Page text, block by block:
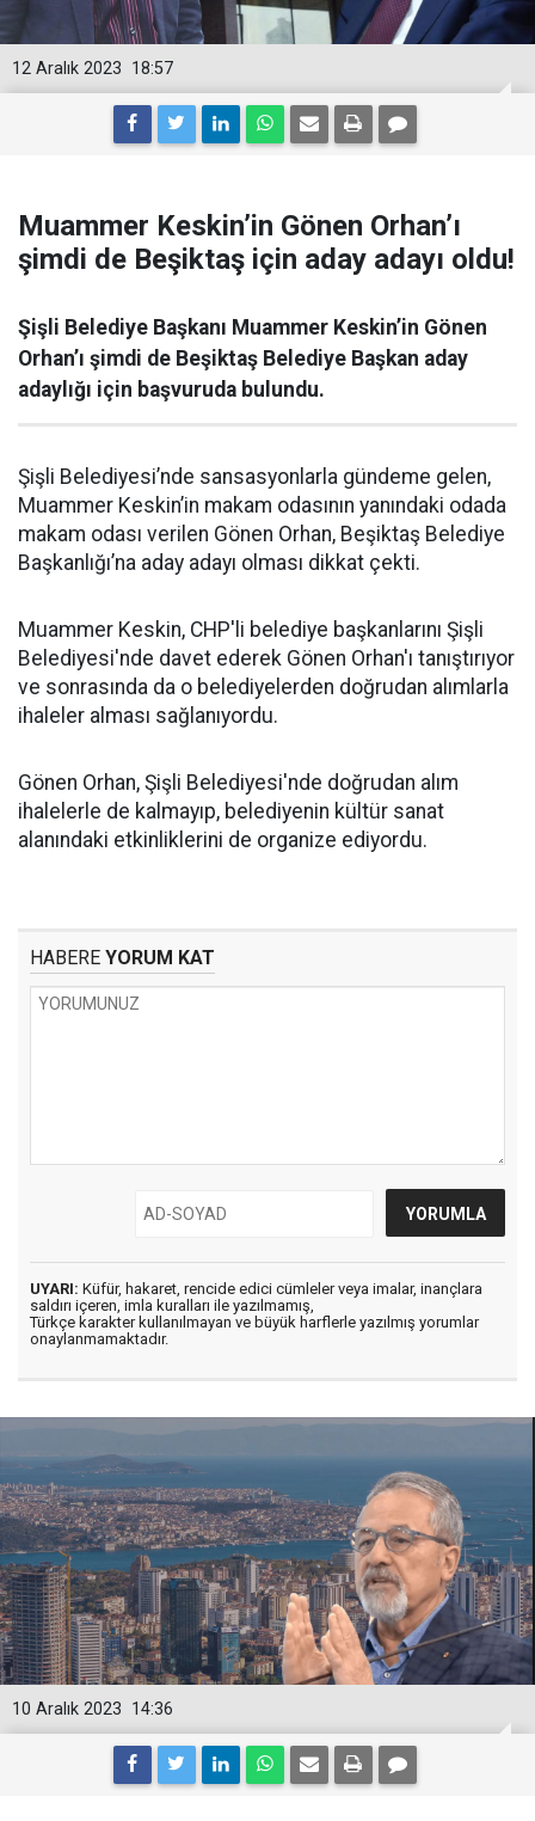
18:57
12 Aralık 2023
Muammer Keskin’in Gönen Orhan’ı
şimdi de Beşiktaş için aday adayı oldu!
Şişli Belediye Başkanı Muammer Keskin’in Gönen
Orhan’ı şimdi de Beşiktaş Belediye Başkan aday
adaylığı için başvuruda bulundu.
Şişli Belediyesi’nde sansasyonlarla gündeme gelen,
Muammer Keskin’in makam odasının yanındaki odada
makam odası verilen Gönen Orhan, Beşiktaş Belediye
Başkanlığı’na aday adayı olması dikkat çekti.
Muammer Keskin, CHP'li belediye başkanlarını Şişli
Belediyesi'nde davet ederek Gönen Orhan'ı tanıştırıyor
ve sonrasında da o belediyelerden doğrudan alımlarla
ihaleler alması sağlanıyordu.
Gönen Orhan, Şişli Belediyesi'nde doğrudan alım
ihalelerle de kalmayıp, belediyenin kültür sanat
alanındaki etkinliklerini de organize ediyordu.
HABERE YORUM KAT
UYARI: Küfür, hakaret, rencide edici cümleler veya imalar, inançlara
saldırı içeren, imla kuralları ile yazılmamış,
Türkçe karakter kullanılmayan ve büyük harflerle yazılmış yorumlar
onaylanmamaktadır.
14:36
10 Aralık 2023